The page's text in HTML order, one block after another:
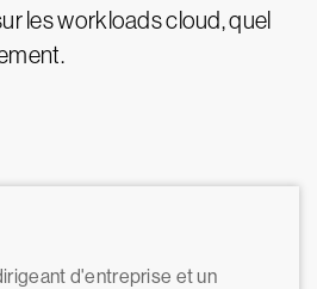
les workloads cloud, quel
d'entreprise et un